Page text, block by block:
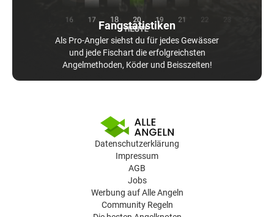
Fangstatistiken
Als Pro-Angler siehst du für jedes Gewässer
und jede Fischart die erfolgreichsten
Angelmethoden, Köder und Beisszeiten!
Datenschutzerklärung
Impressum
AGB
Jobs
Werbung auf Alle Angeln
Community Regeln